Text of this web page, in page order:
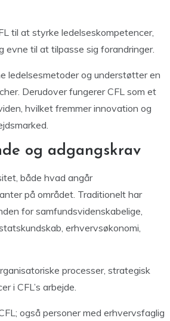
til at styrke ledelseskompetencer,
evne til at tilpasse sig forandringer.
ledelsesmetoder og understøtter en
Derudover fungerer CFL som et
hvilket fremmer innovation og
og adgangskrav
både hvad angår
på området. Traditionelt har
for samfundsvidenskabelige,
erhvervsøkonomi,
processer, strategisk
i CFL’s arbejde.
også personer med erhvervsfaglig